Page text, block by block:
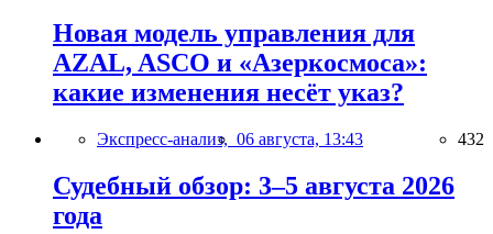
Новая модель управления для
AZAL, ASCO и «Азеркосмоса»:
какие изменения несёт указ?
Экспресс-анализ, 06 августа, 13:43 432
Судебный обзор: 3–5 августа 2026
года